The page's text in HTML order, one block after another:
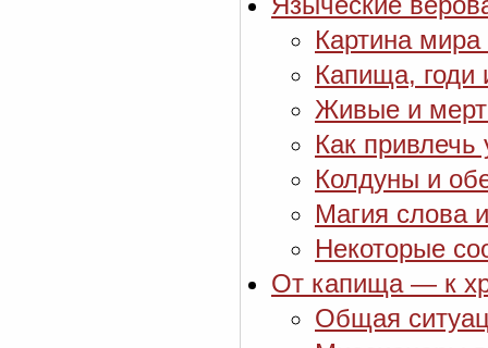
Картина мира
Капища, годи
Живые и
Как
Колдуны и
Магия слова
Некоторые
От капища — к
Общая